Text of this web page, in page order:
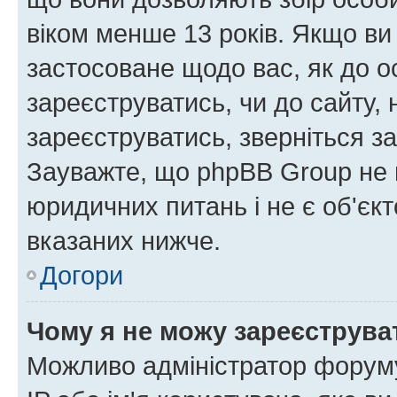
віком менше 13 років. Якщо
застосоване щодо вас, як до
зареєструватись, чи до
зареєструватись, зверніться
Зауважте, що phpBB Group не
юридичних питань і не є
вказаних нижче.
Догори
Чому я не можу
Можливо адміністратор